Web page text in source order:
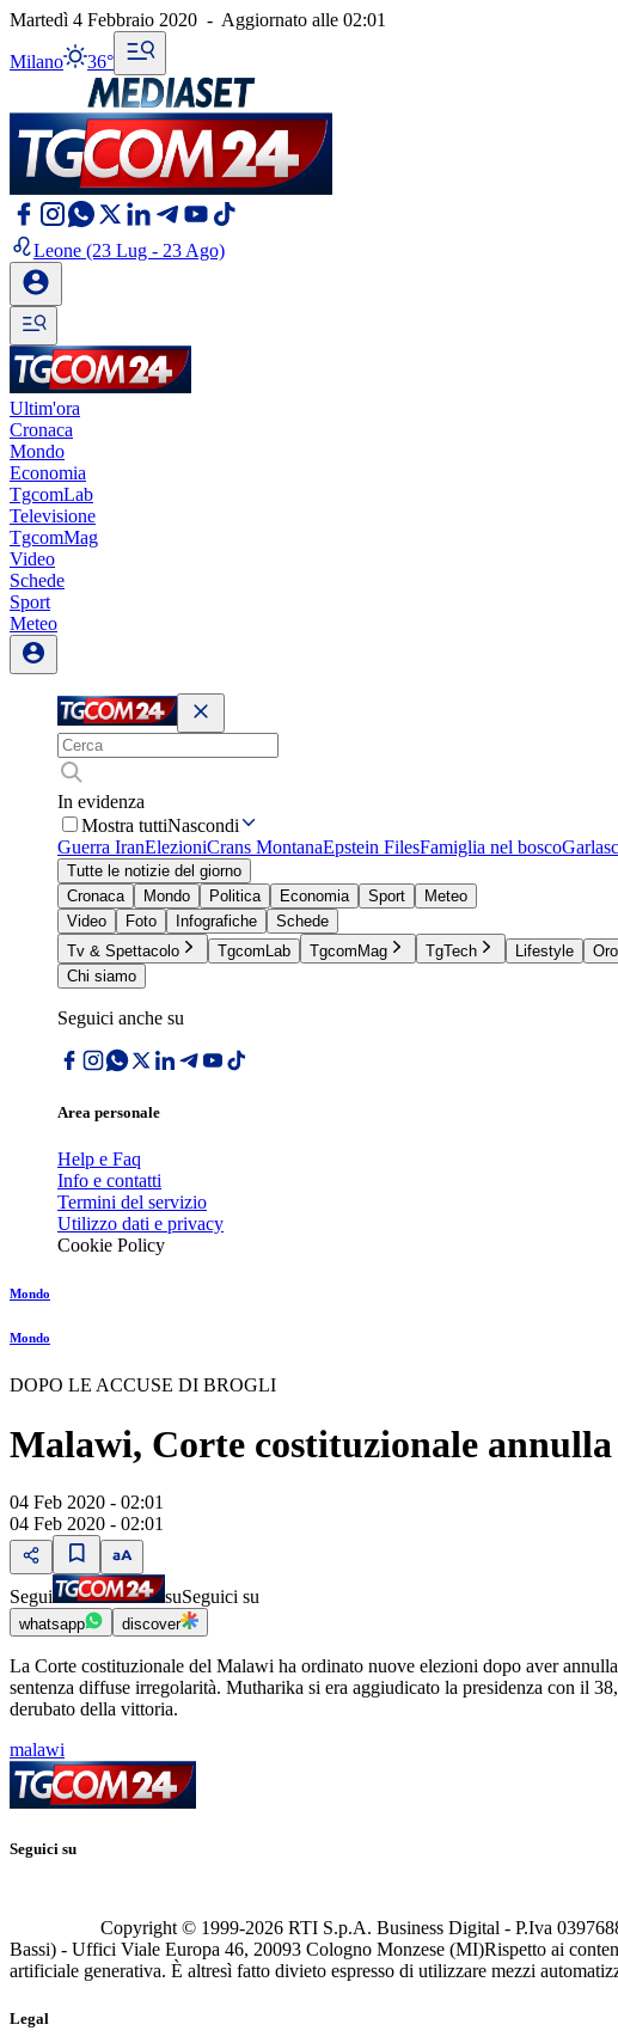
Martedì 4 Febbraio 2020 - Aggiornato alle 02:01
Milano 36°
Leone (23 Lug - 23 Ago)
Ultim'ora
Cronaca
Mondo
Economia
TgcomLab
Televisione
TgcomMag
Video
Schede
Sport
Meteo
In evidenza
Mostra tuttiNascondi
Guerra IranElezioniCrans MontanaEpstein FilesFamiglia nel bosco
Tutte le notizie del giorno
Cronaca
Mondo Politica Economia Sport
Meteo
Video
Foto Infografiche
Schede
Tv & Spettacolo
TgcomLab TgcomMag TgTech Lifestyle
Chi siamo
Seguici anche su
Area personale
Help e Faq
Info e contatti
Termini del servizio
Utilizzo dati e privacy
Cookie Policy
Mondo
Mondo
DOPO LE ACCUSE DI BROGLI
Malawi, Corte costituzionale
04 Feb 2020 - 02:01
04 Feb 2020 - 02:01
Segui suSeguici su
whatsapp discover
La Corte costituzionale del Malawi ha ordinato nuove elezioni dopo aver
sentenza diffuse irregolarità. Mutharika si era aggiudicato la presidenza con il
derubato della vittoria.
malawi
Seguici su
Copyright © 1999-2026 RTI S.p.A. Business Digital - P.Iva
Bassi) - Uffici Viale Europa 46, 20093 Cologno Monzese (MI)Rispetto ai
artificiale generativa. È altresì fatto divieto espresso di utilizzare mezzi
Legal